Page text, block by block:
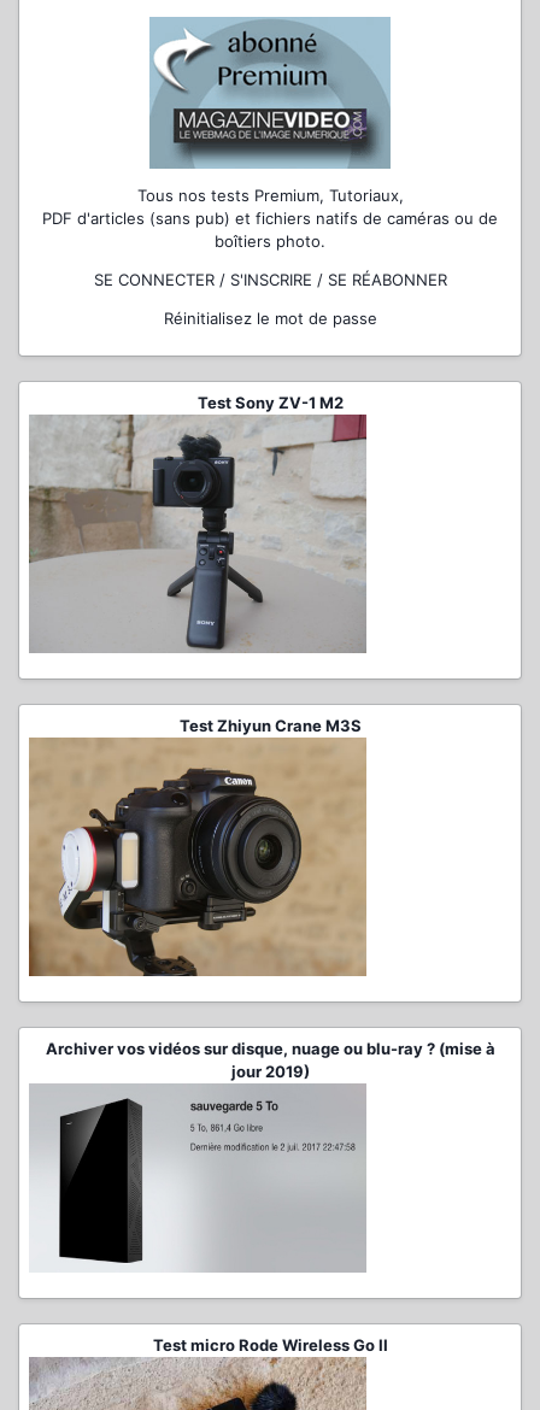
Tous nos tests Premium, Tutoriaux,
PDF d'articles (sans pub) et fichiers natifs de caméras ou de
boîtiers photo.
SE CONNECTER / S'INSCRIRE / SE RÉABONNER
Réinitialisez le mot de passe
Test Sony ZV-1 M2
Test Zhiyun Crane M3S
Archiver vos vidéos sur disque, nuage ou blu-ray ? (mise à
jour 2019)
Test micro Rode Wireless Go II